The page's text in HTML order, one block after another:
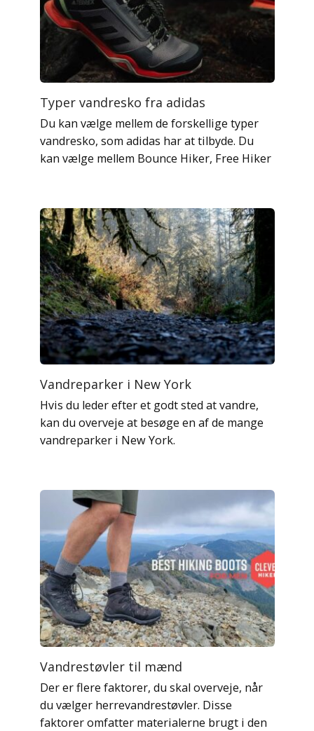
Typer vandresko fra adidas
Du kan vælge mellem de forskellige typer
vandresko, som adidas har at tilbyde. Du
kan vælge mellem Bounce Hiker, Free Hiker
Vandreparker i New York
Hvis du leder efter et godt sted at vandre,
kan du overveje at besøge en af ​​de mange
vandreparker i New York.
Vandrestøvler til mænd
Der er flere faktorer, du skal overveje, når
du vælger herrevandrestøvler. Disse
faktorer omfatter materialerne brugt i den